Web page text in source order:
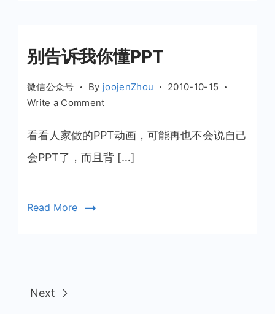
别告诉我你懂PPT
微信公众号 By joojenZhou
2010-10-15
Write a Commenton
告
诉
我
看看人家做的PPT动画，可能再也不会说自己
会PPT了，而且背 […]
Read More
Next